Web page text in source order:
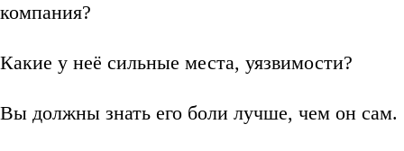
компания?
Какие у неё сильные места, уязвимости?
Вы должны знать его боли лучше, чем он сам.